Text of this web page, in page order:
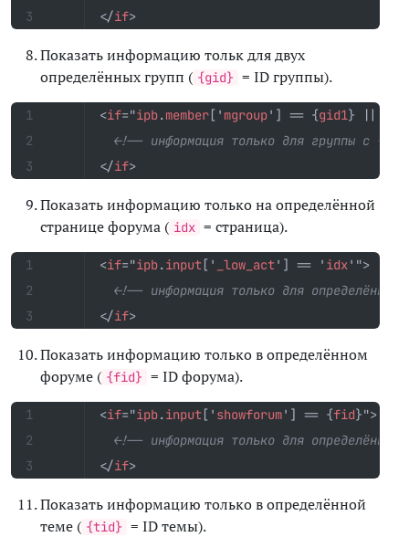
</if>
Показать информацию тольк для двух
определённых групп ( {gid} = ID группы).
<if="ipb.member[' mgroup'] == {gid1} ||
<!-- информация только для группы с
</if>
Показать информацию только на определённой
странице форума ( idx = страница).
<if="ipb.input[' _low_act'] == ' idx'">
<!-- информация только для
</if>
Показать информацию только в определённом
форуме ( {fid} = ID форума).
<if="ipb.input[' showforum'] == {fid}">
<!-- информация только для
</if>
Показать информацию только в определённой
теме ( {tid} = ID темы).